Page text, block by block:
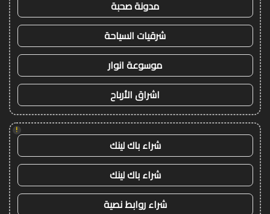
مدونة صحبة
شرقيات السياحة
موسوعة انوار
اشراق الأرباح
!
شراء باك لينك
شراء باك لينك
شراء روابط نصية